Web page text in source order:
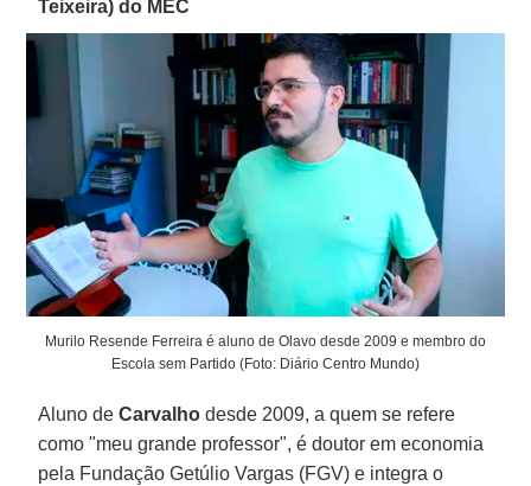
Teixeira) do MEC
Murilo Resende Ferreira é aluno de Olavo desde 2009 e membro do
Escola sem Partido (Foto: Diário Centro Mundo)
Aluno deCarvalho desde 2009, a quem se refere
como "meu grande professor", é doutor em economia
pela Fundação Getúlio Vargas (FGV) e integra o